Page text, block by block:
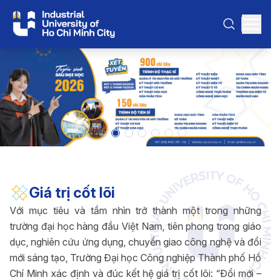
Giá trị cốt lõi
Với mục tiêu và tầm nhìn trở thành một trong những
trường đại học hàng đầu Việt Nam, tiên phong trong giáo
dục, nghiên cứu ứng dụng, chuyển giao công nghệ và đổi
mới sáng tạo, Trường Đại học Công nghiệp Thành phố Hồ
Chí Minh xác định và đúc kết hệ giá trị cốt lõi: “Đổi mới –